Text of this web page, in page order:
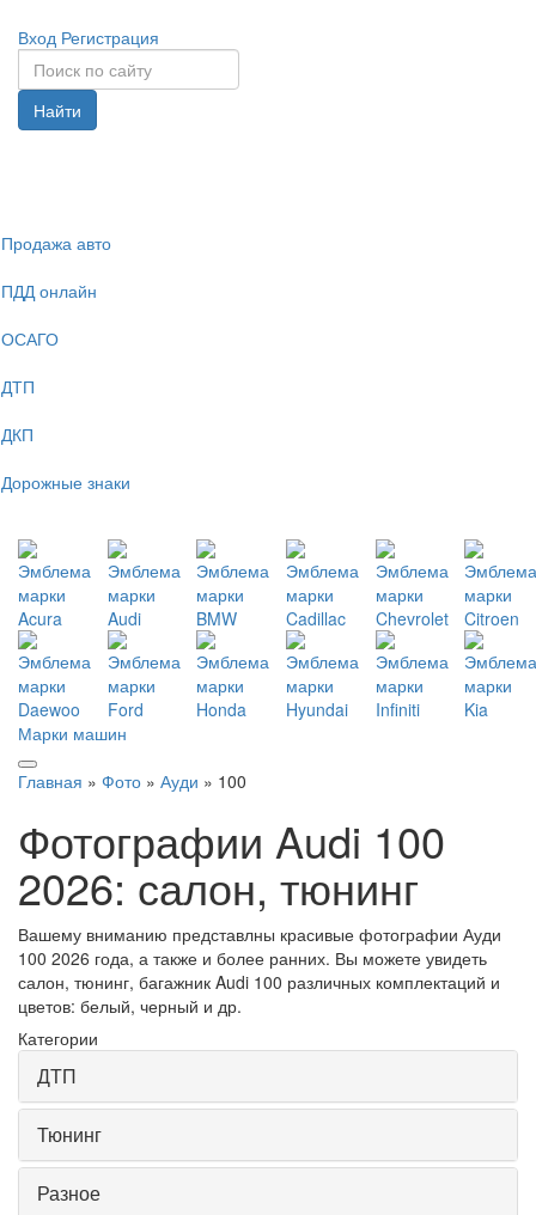
Вход Регистрация
Найти
Продажа авто
ПДД онлайн
ОСАГО
ДТП
ДКП
Дорожные знаки
Марки машин
Главная » Фото » Ауди » 100
Фотографии Audi 100
2026: салон, тюнинг
Вашему вниманию представлны красивые фотографии Ауди
100 2026 года, а также и более ранних. Вы можете увидеть
салон, тюнинг, багажник Audi 100 различных комплектаций и
цветов: белый, черный и др.
Категории
ДТП
Тюнинг
Разное